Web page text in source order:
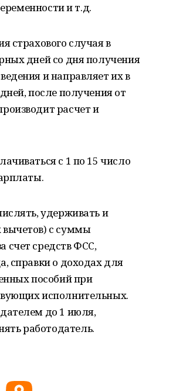
и т.д.
страхового случая в
дней со дня получения
и направляет их в
после получения от
расчет и
с 1 по 15 число
удерживать и
вычетов) с суммы
счет средств ФСС,
справки о доходах для
пособий при
исполнительных.
до 1 июля,
работодатель.